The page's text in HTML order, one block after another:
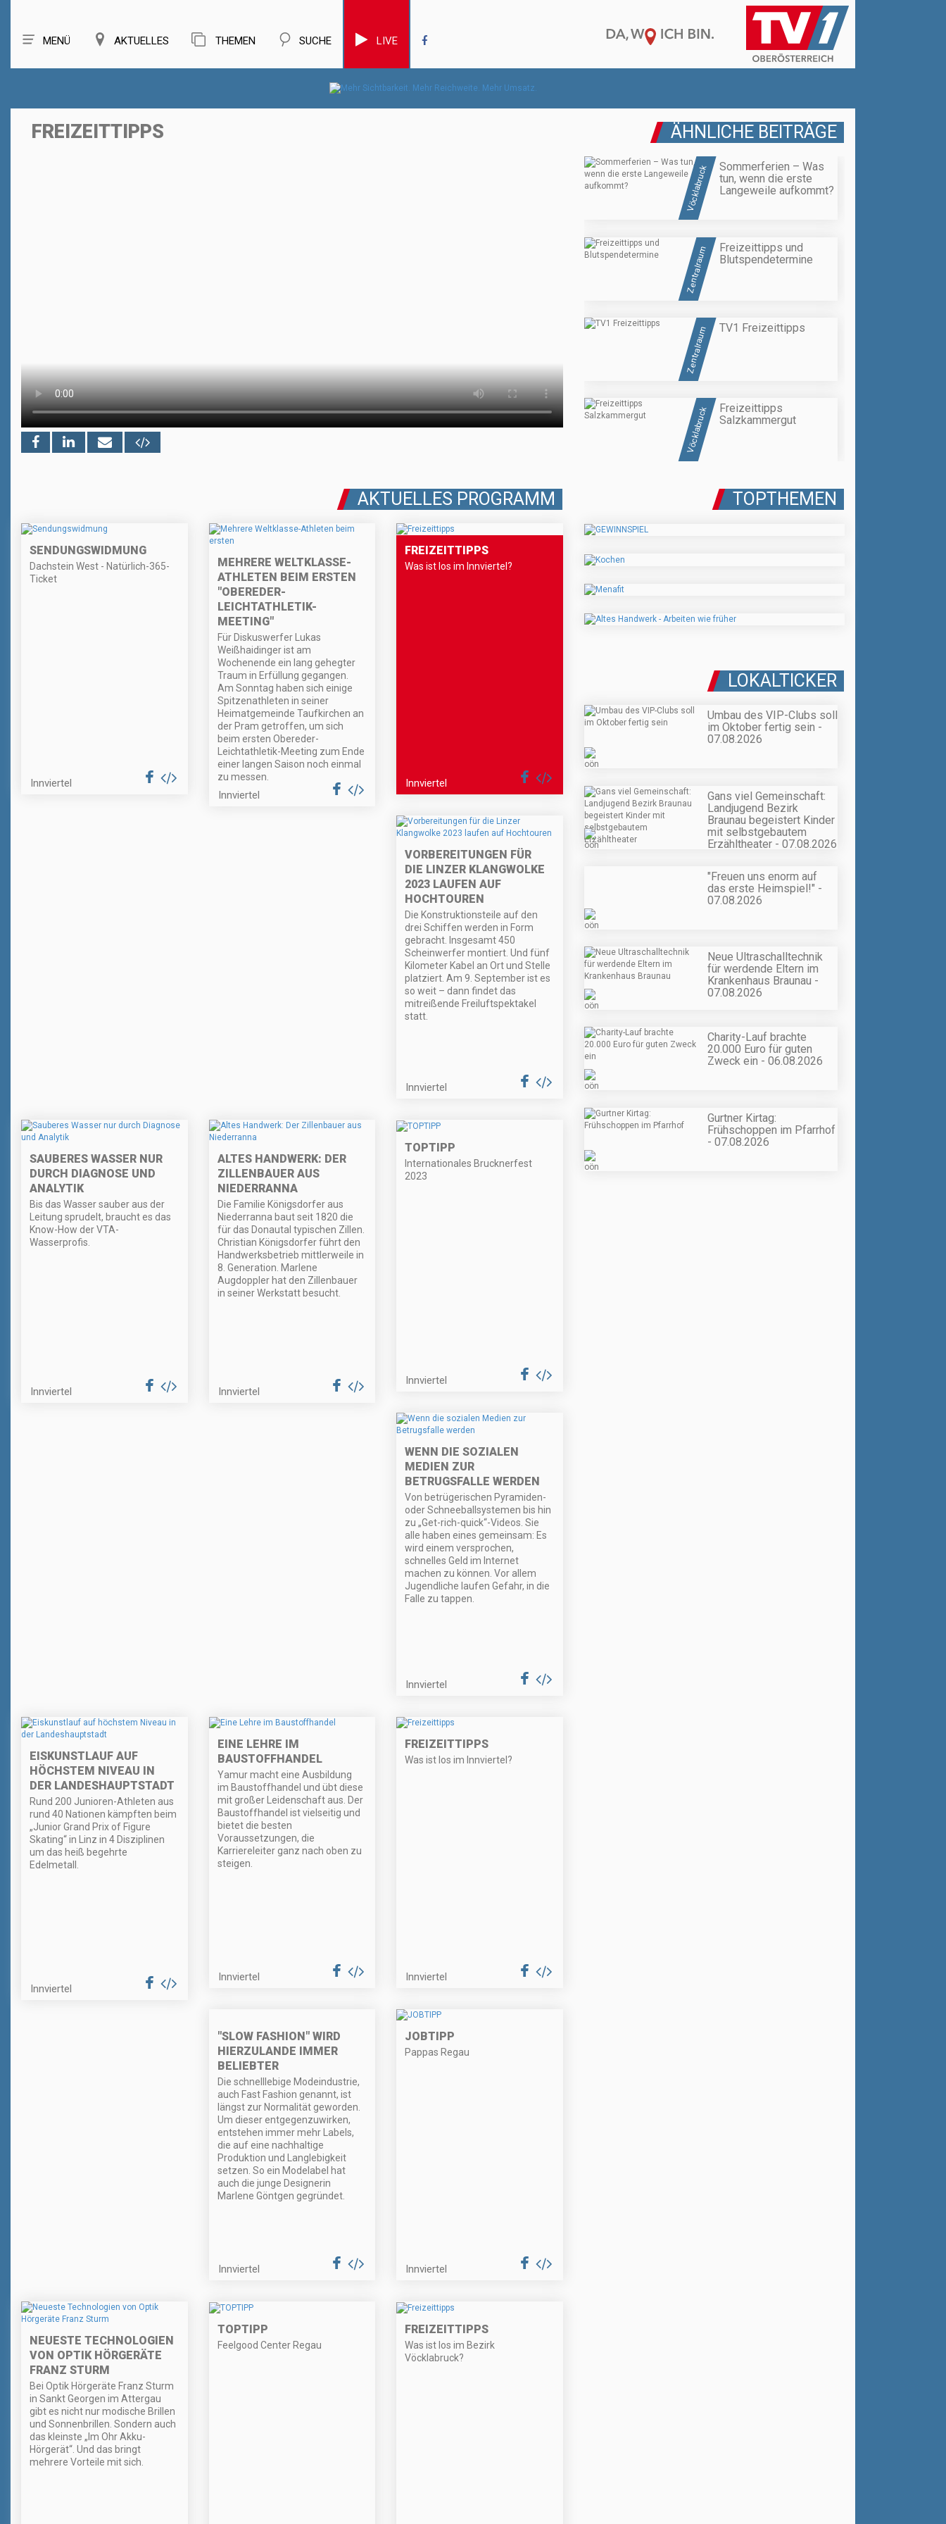
MENÜ AKTUELLES THEMEN SUCHE LIVE
FREIZEITTIPPS ÄHNLICHE BEITRÄGE
Vöcklabruck
Sommerferien – Was
tun, wenn die erste
Langeweile aufkommt?
Zentralraum
Freizeittipps und
Blutspendetermine
Zentralraum TV1 Freizeittipps
Vöcklabruck
Freizeittipps
Salzkammergut
AKTUELLES PROGRAMM
SENDUNGSWIDMUNG
Dachstein West - Natürlich-365-
Ticket
Innviertel
MEHRERE WELTKLASSE-
ATHLETEN BEIM ERSTEN
"OBEREDER-
LEICHTATHLETIK-
MEETING"
Für Diskuswerfer Lukas
Weißhaidinger ist am
Wochenende ein lang gehegter
Traum in Erfüllung gegangen.
Am Sonntag haben sich einige
Spitzenathleten in seiner
Heimatgemeinde Taufkirchen an
der Pram getroffen, um sich
beim ersten Obereder-
Leichtathletik-Meeting zum Ende
einer langen Saison noch einmal
zu messen.
Innviertel
FREIZEITTIPPS
Was ist los im Innviertel?
Innviertel
VORBEREITUNGEN FÜR
DIE LINZER KLANGWOLKE
2023 LAUFEN AUF
HOCHTOUREN
Die Konstruktionsteile auf den
drei Schiffen werden in Form
gebracht. Insgesamt 450
Scheinwerfer montiert. Und fünf
Kilometer Kabel an Ort und Stelle
platziert. Am 9. September ist es
so weit – dann findet das
mitreißende Freiluftspektakel
statt.
Innviertel
SAUBERES WASSER NUR
DURCH DIAGNOSE UND
ANALYTIK
Bis das Wasser sauber aus der
Leitung sprudelt, braucht es das
Know-How der VTA-
Wasserprofis.
Innviertel
ALTES HANDWERK: DER
ZILLENBAUER AUS
NIEDERRANNA
Die Familie Königsdorfer aus
Niederranna baut seit 1820 die
für das Donautal typischen Zillen.
Christian Königsdorfer führt den
Handwerksbetrieb mittlerweile in
8. Generation. Marlene
Augdoppler hat den Zillenbauer
in seiner Werkstatt besucht.
Innviertel
TOPTIPP
Internationales Brucknerfest
2023
Innviertel
WENN DIE SOZIALEN
MEDIEN ZUR
BETRUGSFALLE WERDEN
Von betrügerischen Pyramiden-
oder Schneeballsystemen bis hin
zu „Get-rich-quick“-Videos. Sie
alle haben eines gemeinsam: Es
wird einem versprochen,
schnelles Geld im Internet
machen zu können. Vor allem
Jugendliche laufen Gefahr, in die
Falle zu tappen.
Innviertel
EISKUNSTLAUF AUF
HÖCHSTEM NIVEAU IN
DER LANDESHAUPTSTADT
Rund 200 Junioren-Athleten aus
rund 40 Nationen kämpften beim
„Junior Grand Prix of Figure
Skating“ in Linz in 4 Disziplinen
um das heiß begehrte
Edelmetall.
Innviertel
EINE LEHRE IM
BAUSTOFFHANDEL
Yamur macht eine Ausbildung
im Baustoffhandel und übt diese
mit großer Leidenschaft aus. Der
Baustoffhandel ist vielseitig und
bietet die besten
Voraussetzungen, die
Karriereleiter ganz nach oben zu
steigen.
Innviertel
FREIZEITTIPPS
Was ist los im Innviertel?
Innviertel
"SLOW FASHION" WIRD
HIERZULANDE IMMER
BELIEBTER
Die schnelllebige Modeindustrie,
auch Fast Fashion genannt, ist
längst zur Normalität geworden.
Um dieser entgegenzuwirken,
entstehen immer mehr Labels,
die auf eine nachhaltige
Produktion und Langlebigkeit
setzen. So ein Modelabel hat
auch die junge Designerin
Marlene Göntgen gegründet.
Innviertel
JOBTIPP
Pappas Regau
Innviertel
NEUESTE TECHNOLOGIEN
VON OPTIK HÖRGERÄTE
FRANZ STURM
Bei Optik Hörgeräte Franz Sturm
in Sankt Georgen im Attergau
gibt es nicht nur modische Brillen
und Sonnenbrillen. Sondern auch
das kleinste „Im Ohr Akku-
Hörgerät“. Und das bringt
mehrere Vorteile mit sich.
TOPTIPP
Feelgood Center Regau
FREIZEITTIPPS
Was ist los im Bezirk
Vöcklabruck?
TOPTHEMEN
LOKALTICKER
Umbau des VIP-Clubs soll
im Oktober fertig sein -
07.08.2026
Gans viel Gemeinschaft:
Landjugend Bezirk
Braunau begeistert Kinder
mit selbstgebautem
Erzähltheater - 07.08.2026
"Freuen uns enorm auf
das erste Heimspiel!" -
07.08.2026
Neue Ultraschalltechnik
für werdende Eltern im
Krankenhaus Braunau -
07.08.2026
Charity-Lauf brachte
20.000 Euro für guten
Zweck ein - 06.08.2026
Gurtner Kirtag:
Frühschoppen im Pfarrhof
- 07.08.2026